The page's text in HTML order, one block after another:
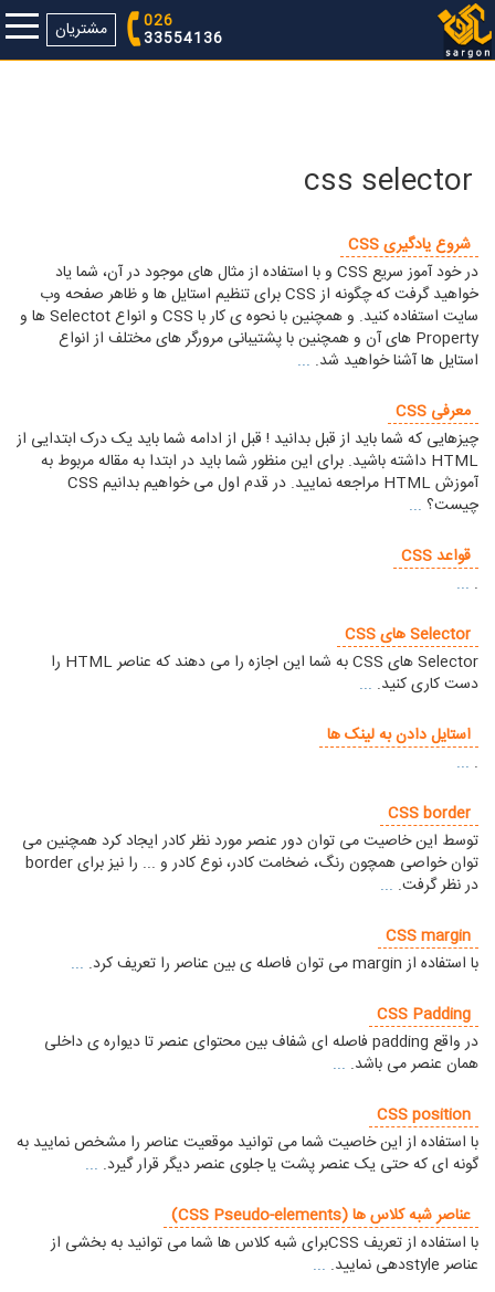
مشتریان 026
33554136
css selector
شروع یادگیری CSS
در خود آموز سریع CSS و با استفاده از مثال های موجود در آن، شما یاد
خواهید گرفت که چگونه از CSS برای تنظیم استایل ها و ظاهر صفحه وب
سایت استفاده کنید. و همچنین با نحوه ی کار با CSS و انواع Selectot ها و
Property های آن و همچنین با پشتیبانی مرورگر های مختلف از انواع
استایل ها آشنا خواهید شد. ...
معرفی CSS
چیزهایی که شما باید از قبل بدانید ! قبل از ادامه شما باید یک درک ابتدایی از
HTML داشته باشید. برای این منظور شما باید در ابتدا به مقاله مربوط به
آموزش HTML مراجعه نمایید. در قدم اول می خواهیم بدانیم CSS
چیست؟ ...
قواعد CSS
.
...
Selector های CSS
Selector های CSS به شما این اجازه را می دهند که عناصر HTML را
دست کاری کنید. ...
استایل دادن به لینک ها
.
...
CSS border
توسط این خاصیت می توان دور عنصر مورد نظر کادر ایجاد کرد همچنین می
توان خواصی همچون رنگ، ضخامت کادر، نوع کادر و ... را نیز برای border
در نظر گرفت. ...
CSS margin
با استفاده از margin می توان فاصله ی بین عناصر را تعریف کرد.
...
CSS Padding
در واقع padding فاصله ای شفاف بین محتوای عنصر تا دیواره ی داخلی
همان عنصر می باشد. ...
CSS position
با استفاده از این خاصیت شما می توانید موقعیت عناصر را مشخص نمایید به
گونه ای که حتی یک عنصر پشت یا جلوی عنصر دیگر قرار گیرد. ...
عناصر شبه کلاس ها (CSS Pseudo-elements)
با استفاده از تعریف CSSبرای شبه کلاس ها شما می توانید به بخشی از
عناصر styleدهی نمایید.
...